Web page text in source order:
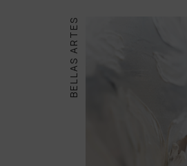
BELLAS ARTES